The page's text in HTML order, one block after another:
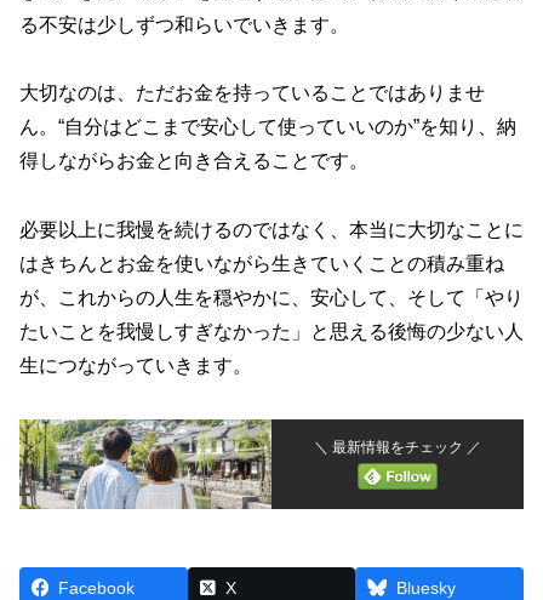
る不安は少しずつ和らいでいきます。
大切なのは、ただお金を持っていることではありませ
ん。“自分はどこまで安心して使っていいのか”を知り、納
得しながらお金と向き合えることです。
必要以上に我慢を続けるのではなく、本当に大切なことに
はきちんとお金を使いながら生きていくことの積み重ね
が、これからの人生を穏やかに、安心して、そして「やり
たいことを我慢しすぎなかった」と思える後悔の少ない人
生につながっていきます。
＼ 最新情報をチェック ／
Facebook X Bluesky